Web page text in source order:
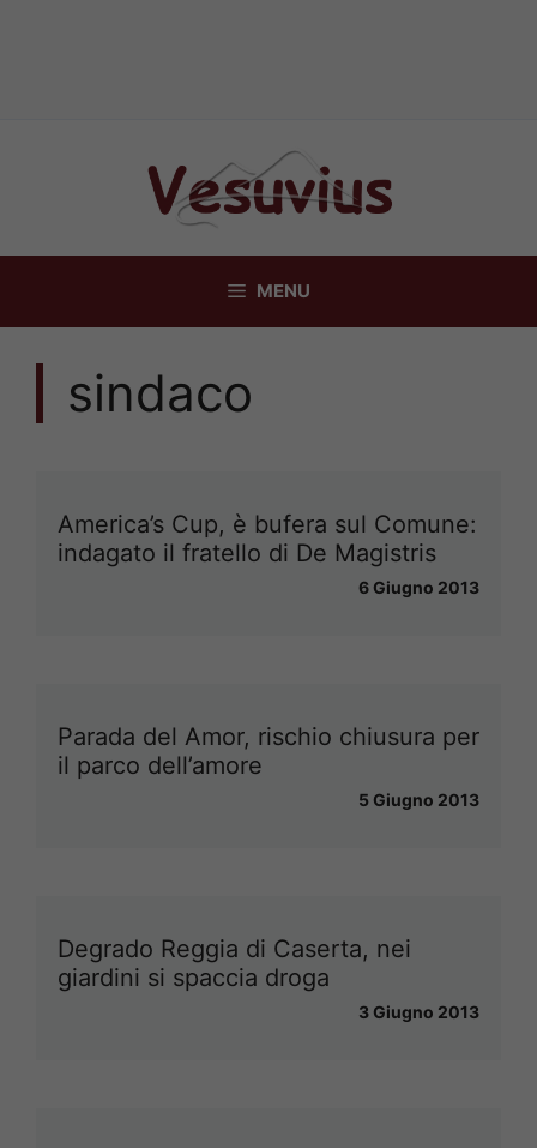
MENU
sindaco
America’s Cup, è bufera sul Comune:
indagato il fratello di De Magistris
6 Giugno 2013
Parada del Amor, rischio chiusura per
il parco dell’amore
5 Giugno 2013
Degrado Reggia di Caserta, nei
giardini si spaccia droga
3 Giugno 2013